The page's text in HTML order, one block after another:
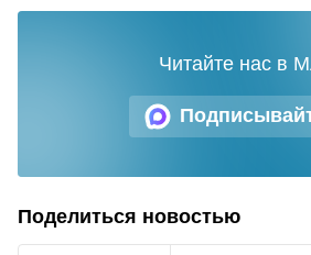
Читайте нас в
Поделиться новостью